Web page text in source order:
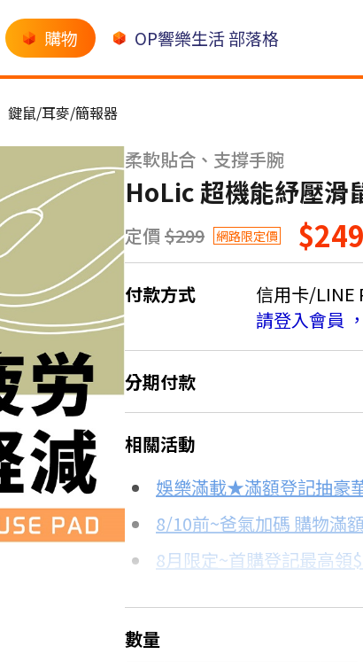
購物 OP響樂生活 部落格
鍵鼠/耳麥/簡報器
8.4折
柔軟貼合、支撐手腕
HoLic 超機能紓壓滑
定價 $299 網路限定價 $249
付款方式
信用卡/LINE
請登入會員
分期付款
＊實際可分期數、適用利率
信用卡分期
分期數
3期
每期金額
$88
相關活動
娛樂滿載★滿額登記抽豪
8/10前~爸氣加碼 購物滿
8月限定~首購登記最高領
更多信用卡分期0利率滿額
數量